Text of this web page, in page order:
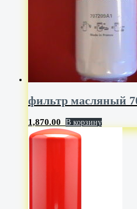
фильтр масляный
1,870.00 В корзину